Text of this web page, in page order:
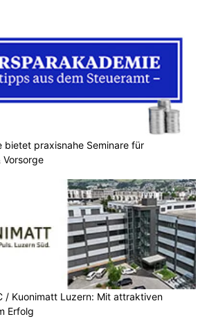
bietet praxisnahe Seminare für
Vorsorge
/ Kuonimatt Luzern: Mit attraktiven
Erfolg